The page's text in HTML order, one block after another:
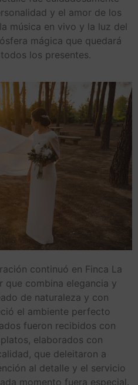
y el amor de los
música en vivo y la luz del
mágica que quedará
los presentes.
continuó en Finca La
que combina elegancia y
de naturaleza y con
el ambiente perfecto
fueron recibidos con
elaborados con
que deleitaron a
al detalle y el servicio
momento fuera especial.